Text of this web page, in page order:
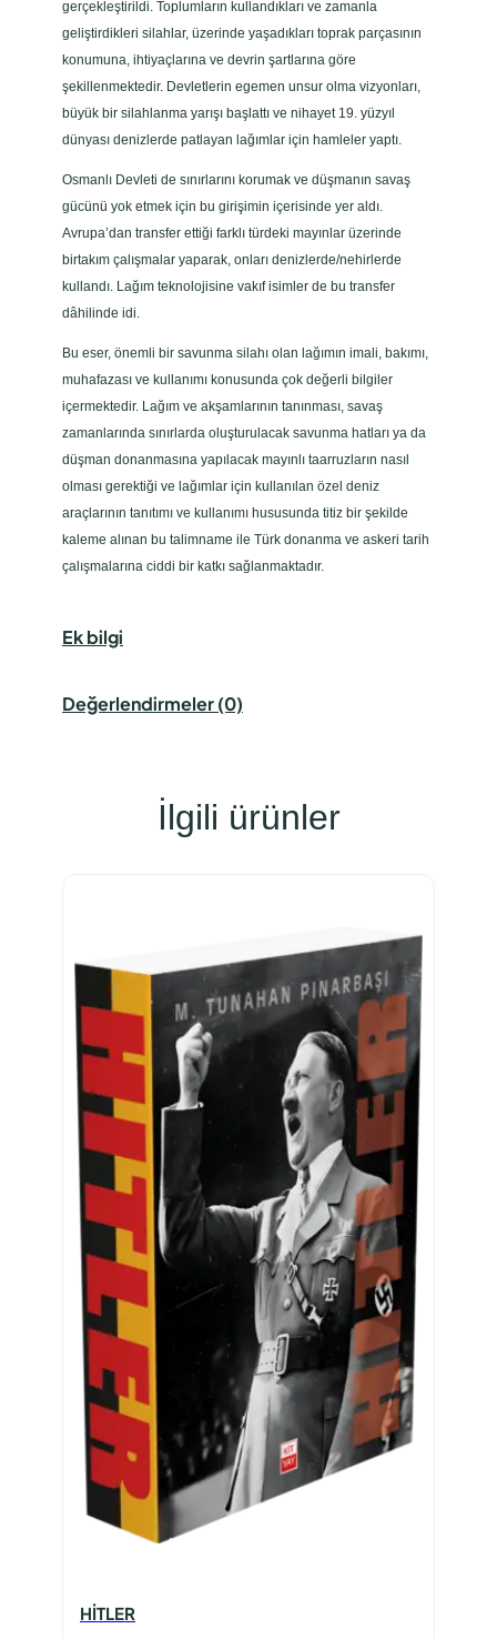
gerçekleştirildi. Toplumların kullandıkları ve zamanla
geliştirdikleri silahlar, üzerinde yaşadıkları toprak parçasının
konumuna, ihtiyaçlarına ve devrin şartlarına göre
şekillenmektedir. Devletlerin egemen unsur olma vizyonları,
büyük bir silahlanma yarışı başlattı ve nihayet 19. yüzyıl
dünyası denizlerde patlayan lağımlar için hamleler yaptı.
Osmanlı Devleti de sınırlarını korumak ve düşmanın savaş
gücünü yok etmek için bu girişimin içerisinde yer aldı.
Avrupa’dan transfer ettiği farklı türdeki mayınlar üzerinde
birtakım çalışmalar yaparak, onları denizlerde/nehirlerde
kullandı. Lağım teknolojisine vakıf isimler de bu transfer
dâhilinde idi.
Bu eser, önemli bir savunma silahı olan lağımın imali, bakımı,
muhafazası ve kullanımı konusunda çok değerli bilgiler
içermektedir. Lağım ve akşamlarının tanınması, savaş
zamanlarında sınırlarda oluşturulacak savunma hatları ya da
düşman donanmasına yapılacak mayınlı taarruzların nasıl
olması gerektiği ve lağımlar için kullanılan özel deniz
araçlarının tanıtımı ve kullanımı hususunda titiz bir şekilde
kaleme alınan bu talimname ile Türk donanma ve askeri tarih
çalışmalarına ciddi bir katkı sağlanmaktadır.
Ek bilgi
Değerlendirmeler (0)
İlgili ürünler
HİTLER